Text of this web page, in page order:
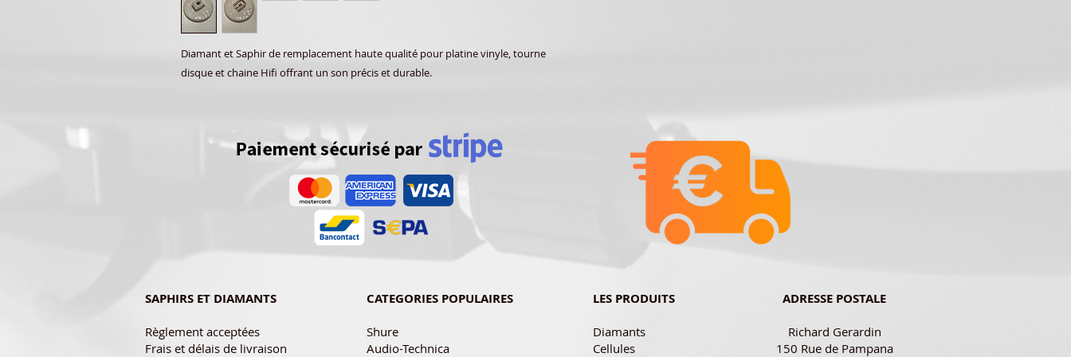
Diamant et Saphir de remplacement haute qualité pour platine vinyle, tourne
disque et chaine Hifi offrant un son précis et durable.
SAPHIRS ET DIAMANTS
Règlement acceptées
Frais et délais de livraison
CATEGORIES POPULAIRES
Shure
Audio-Technica
ADRESSE POSTALE
Richard Gerardin
150 Rue de Pampana
LES PRODUITS
Diamants
Cellules